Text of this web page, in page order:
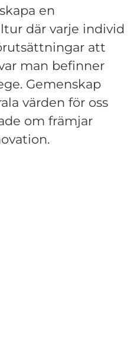
en
där varje individ
att
man befinner
Gemenskap
värden för oss
om främjar